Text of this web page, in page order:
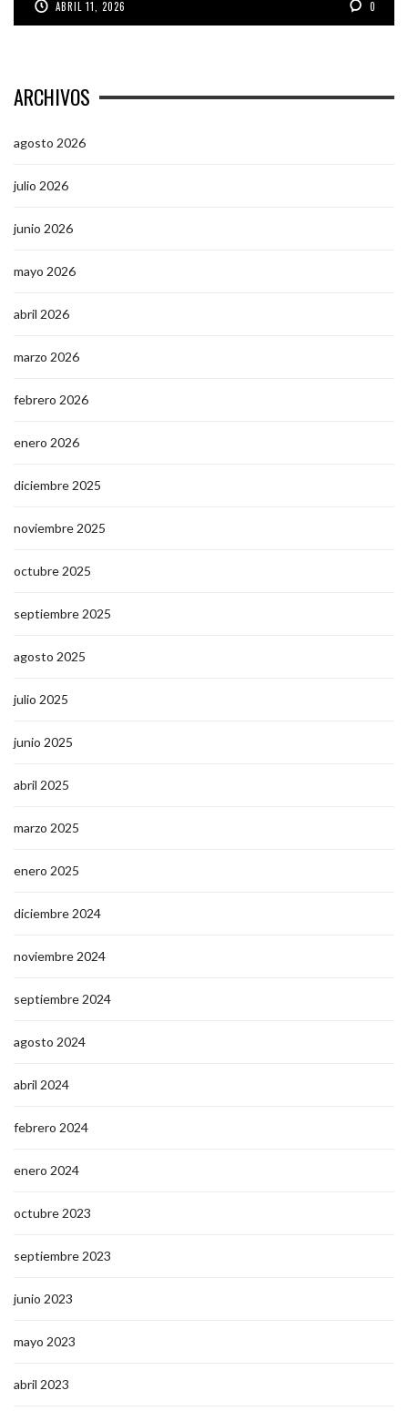
ABRIL 11, 2026 0
ARCHIVOS
agosto 2026
julio 2026
junio 2026
mayo 2026
abril 2026
marzo 2026
febrero 2026
enero 2026
diciembre 2025
noviembre 2025
octubre 2025
septiembre 2025
agosto 2025
julio 2025
junio 2025
abril 2025
marzo 2025
enero 2025
diciembre 2024
noviembre 2024
septiembre 2024
agosto 2024
abril 2024
febrero 2024
enero 2024
octubre 2023
septiembre 2023
junio 2023
mayo 2023
abril 2023